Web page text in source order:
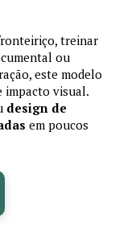
treinar
ou
este modelo
impacto visual.
design de
em poucos